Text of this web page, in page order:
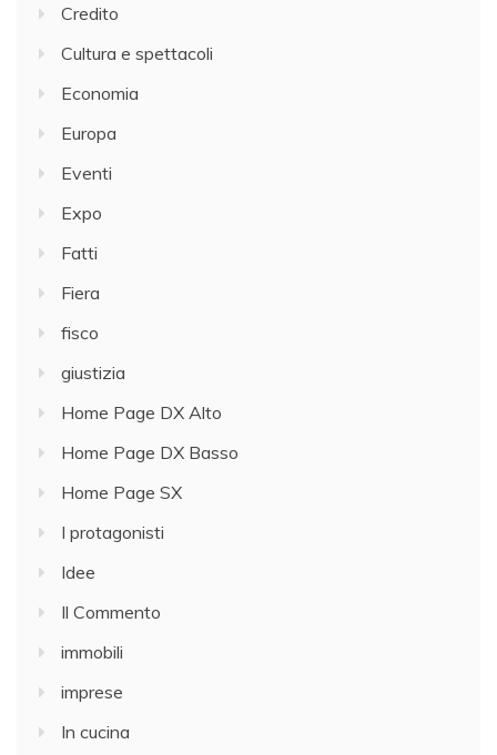
Credito
Cultura e spettacoli
Economia
Europa
Eventi
Expo
Fatti
Fiera
fisco
giustizia
Home Page DX Alto
Home Page DX Basso
Home Page SX
I protagonisti
Idee
Il Commento
immobili
imprese
In cucina